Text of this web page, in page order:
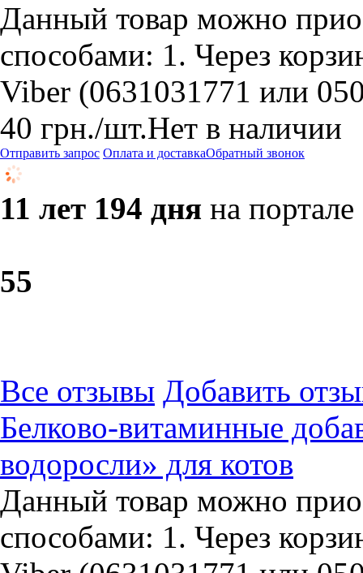
Данный товар можно
способами: 1. Через
Viber (0631031771 или
40 грн./шт.Нет в наличии
Отправить запрос Оплата и доставкаОбратный звонок
11 лет 194 дня на портале
55
Все отзывы Добавить
Белково-витаминные
водоросли» для котов
Данный товар можно
способами: 1. Через